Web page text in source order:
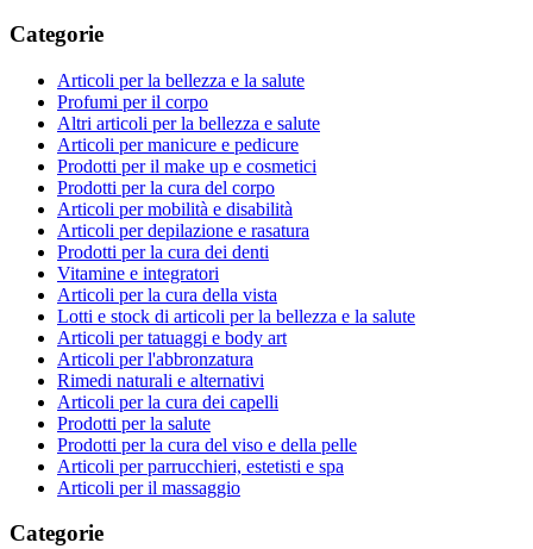
Categorie
Articoli per la bellezza e la salute
Profumi per il corpo
Altri articoli per la bellezza e salute
Articoli per manicure e pedicure
Prodotti per il make up e cosmetici
Prodotti per la cura del corpo
Articoli per mobilità e disabilità
Articoli per depilazione e rasatura
Prodotti per la cura dei denti
Vitamine e integratori
Articoli per la cura della vista
Lotti e stock di articoli per la bellezza e la salute
Articoli per tatuaggi e body art
Articoli per l'abbronzatura
Rimedi naturali e alternativi
Articoli per la cura dei capelli
Prodotti per la salute
Prodotti per la cura del viso e della pelle
Articoli per parrucchieri, estetisti e spa
Articoli per il massaggio
Categorie